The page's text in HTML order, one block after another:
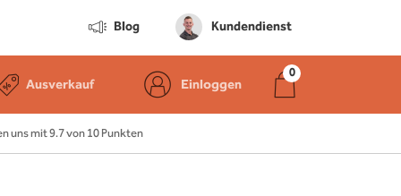
Blog Kundendienst
Ausverkauf Einloggen
uns mit 9.7 von 10 Punkten